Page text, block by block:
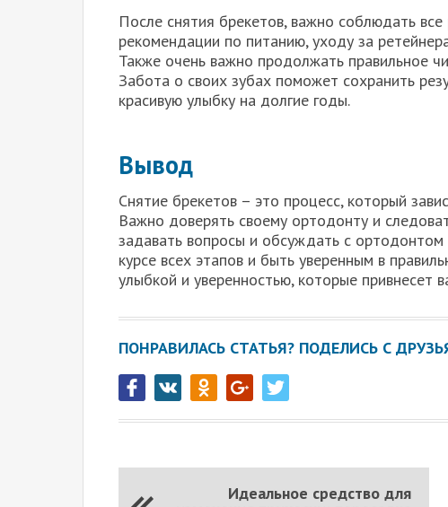
После снятия брекетов, важно соблюдать
рекомендации по питанию, уходу за
Также очень важно продолжать правильное
Забота о своих зубах поможет сохранить
красивую улыбку на долгие годы.
Вывод
Снятие брекетов – это процесс, который
Важно доверять своему ортодонту и
задавать вопросы и обсуждать с
курсе всех этапов и быть уверенным в
улыбкой и уверенностью, которые привнесет
ПОНРАВИЛАСЬ СТАТЬЯ? ПОДЕЛИСЬ С
Идеальное средство для